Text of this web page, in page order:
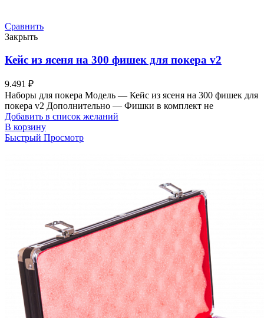
Сравнить
Закрыть
Кейс из ясеня на 300 фишек для покера v2
9.491 ₽
Наборы для покера Модель — Кейс из ясеня на 300 фишек для
покера v2 Дополнительно — Фишки в комплект не
Добавить в список желаний
В корзину
Быстрый Просмотр